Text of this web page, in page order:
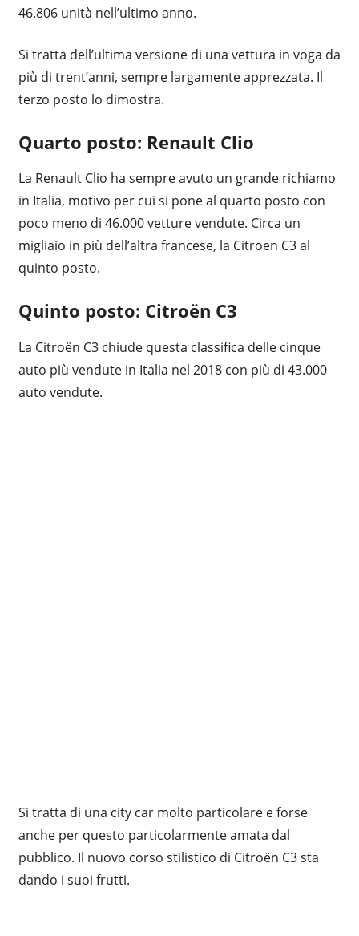
46.806 unità nell’ultimo anno.
Si tratta dell’ultima versione di una vettura in voga da
più di trent’anni, sempre largamente apprezzata. Il
terzo posto lo dimostra.
Quarto posto: Renault Clio
La Renault Clio ha sempre avuto un grande richiamo
in Italia, motivo per cui si pone al quarto posto con
poco meno di 46.000 vetture vendute. Circa un
migliaio in più dell’altra francese, la Citroen C3 al
quinto posto.
Quinto posto: Citroën C3
La Citroën C3 chiude questa classifica delle cinque
auto più vendute in Italia nel 2018 con più di 43.000
auto vendute.
Si tratta di una city car molto particolare e forse
anche per questo particolarmente amata dal
pubblico. Il nuovo corso stilistico di Citroën C3 sta
dando i suoi frutti.